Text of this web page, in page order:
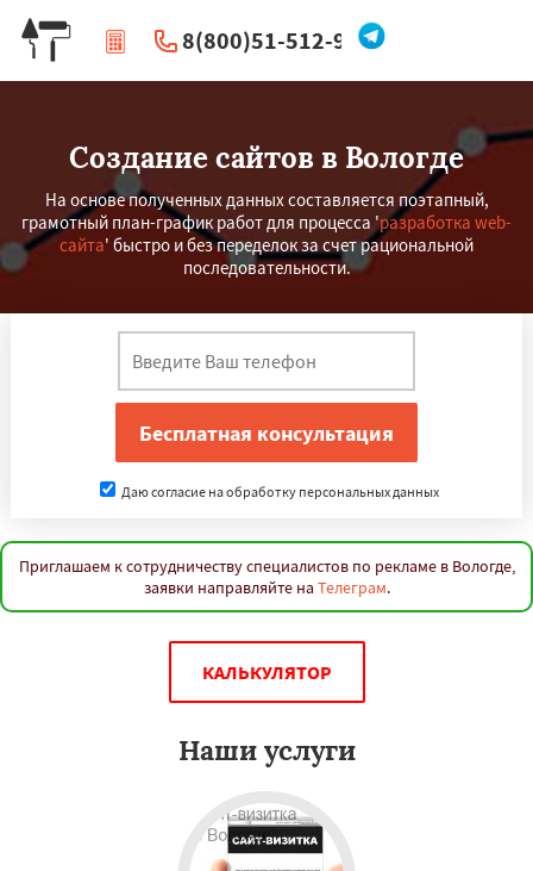
8(800)51-512-96
| Перезвоните мне
Создание сайтов в Вологде
На основе полученных данных составляется поэтапный,
грамотный план-график работ для процесса 'разработка web-
сайта' быстро и без переделок за счет рациональной
последовательности.
Даю согласие на обработку персональных данных
Приглашаем к сотрудничеству специалистов по рекламе в Вологде,
заявки направляйте на Телеграм.
КАЛЬКУЛЯТОР
Наши услуги